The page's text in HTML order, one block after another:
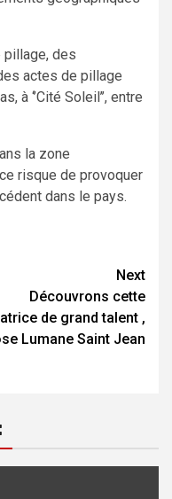
des
actes de pillage
à ‘’Cité Soleil’’, entre
la zone
risque de provoquer
dans le pays.
Next
Découvrons cette
de grand talent ,
Lumane Saint Jean